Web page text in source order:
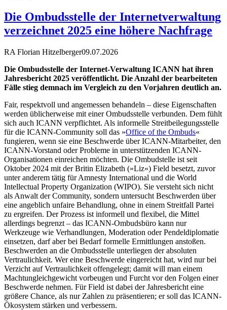
Die Ombudsstelle der Internetverwaltung
verzeichnet 2025 eine höhere Nachfrage
RA Florian Hitzelberger09.07.2026
Die Ombudsstelle der Internet-Verwaltung ICANN hat ihren
Jahresbericht 2025 veröffentlicht. Die Anzahl der bearbeiteten
Fälle stieg demnach im Vergleich zu den Vorjahren deutlich an.
Fair, respektvoll und angemessen behandeln – diese Eigenschaften
werden üblicherweise mit einer Ombudsstelle verbunden. Dem fühlt
sich auch ICANN verpflichtet. Als informelle Streitbeilegungsstelle
für die ICANN-Community soll das »Office of the Ombuds«
fungieren, wenn sie eine Beschwerde über ICANN-Mitarbeiter, den
ICANN-Vorstand oder Probleme in unterstützenden ICANN-
Organisationen einreichen möchten. Die Ombudstelle ist seit
Oktober 2024 mit der Britin Elizabeth (»Liz«) Field besetzt, zuvor
unter anderem tätig für Amnesty International und die World
Intellectual Property Organization (WIPO). Sie versteht sich nicht
als Anwalt der Community, sondern untersucht Beschwerden über
eine angeblich unfaire Behandlung, ohne in einem Streitfall Partei
zu ergreifen. Der Prozess ist informell und flexibel, die Mittel
allerdings begrenzt – das ICANN-Ombudsbüro kann nur
Werkzeuge wie Verhandlungen, Moderation oder Pendeldiplomatie
einsetzen, darf aber bei Bedarf formelle Ermittlungen anstoßen.
Beschwerden an die Ombudsstelle unterliegen der absoluten
Vertraulichkeit. Wer eine Beschwerde eingereicht hat, wird nur bei
Verzicht auf Vertraulichkeit offengelegt; damit will man einem
Machtungleichgewicht vorbeugen und Furcht vor den Folgen einer
Beschwerde nehmen. Für Field ist dabei der Jahresbericht eine
größere Chance, als nur Zahlen zu präsentieren; er soll das ICANN-
Ökosystem stärken und verbessern.